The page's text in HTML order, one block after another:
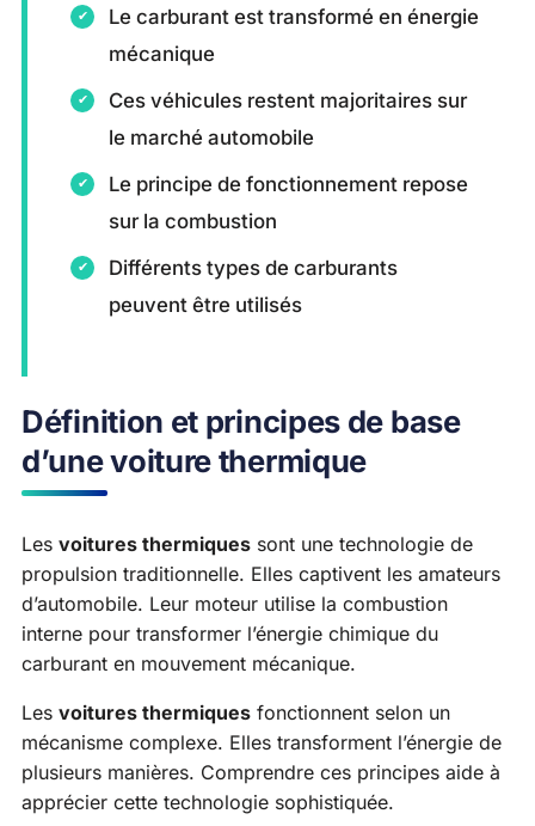
Le carburant est transformé en énergie
mécanique
Ces véhicules restent majoritaires sur
le marché automobile
Le principe de fonctionnement repose
sur la combustion
Différents types de carburants
peuvent être utilisés
Définition et principes de base
d’une voiture thermique
Les voitures thermiques sont une technologie de
propulsion traditionnelle. Elles captivent les amateurs
d’automobile. Leur moteur utilise la combustion
interne pour transformer l’énergie chimique du
carburant en mouvement mécanique.
Les voitures thermiques fonctionnent selon un
mécanisme complexe. Elles transforment l’énergie de
plusieurs manières. Comprendre ces principes aide à
apprécier cette technologie sophistiquée.